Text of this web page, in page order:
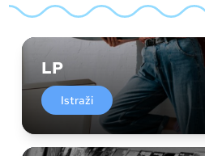
LP
Istraži